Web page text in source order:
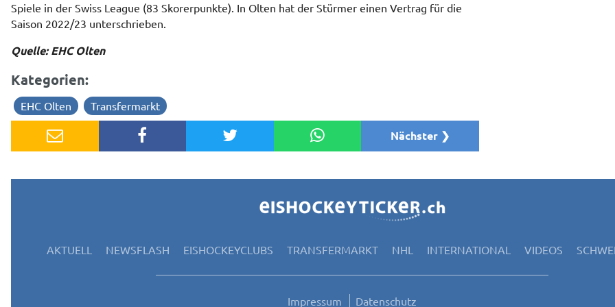
Spiele in der Swiss League (83 Skorerpunkte). In Olten hat der Stürmer einen Vertrag für die
Saison 2022/23 unterschrieben.
Quelle: EHC Olten
Kategorien:
EHC Olten Transfermarkt
Nächster ❯
AKTUELL NEWSFLASH EISHOCKEYCLUBS TRANSFERMARKT NHL INTERNATIONAL VIDEOS
Impressum Datenschutz